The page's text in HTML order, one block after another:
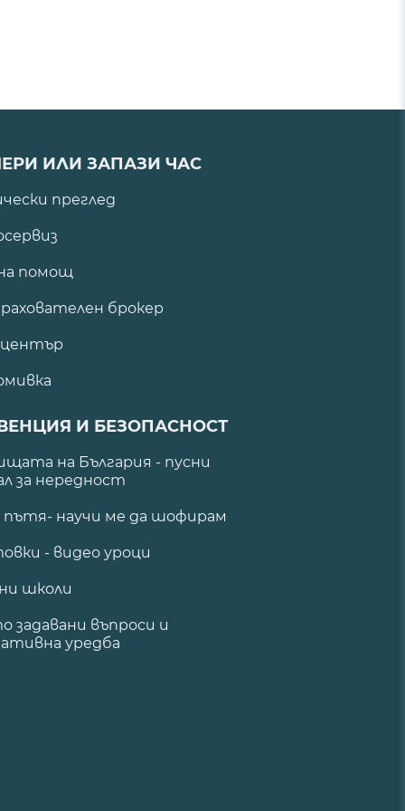
ИЛИ ЗАПАЗИ ЧАС
преглед
помощ
брокер
център
И БЕЗОПАСНОСТ
на България - пусни
за нередност
пътя- научи ме да шофирам
- видео уроци
школи
задавани въпроси и
уредба